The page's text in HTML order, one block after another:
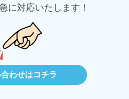
に対応いたします！
わせはコチラ